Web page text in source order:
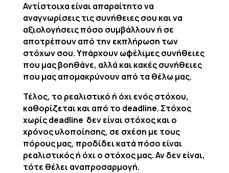
Αντίστοιχα είναι απαραίτητο να
αναγνωρίσεις τις συνήθειες σου και να
αξιολογήσεις πόσο συμβάλλουν ή σε
αποτρέπουν από την εκπλήρωση των
στόχων σου. Υπάρχουν ωφέλιμες συνήθειες
που μας βοηθάνε, αλλά και κακές συνήθειες
που μας απομακρύνουν από τα θέλω μας.
Τέλος, το ρεαλιστικό ή όχι ενός στόχου,
καθορίζεται και από το deadline. Στόχος
χωρίςdeadline δεν είναι στόχος και ο
χρόνος υλοποίησης, σε σχέση με τους
πόρους μας, προδίδει κατά πόσο είναι
ρεαλιστικός ή όχι ο στόχος μας. Αν δεν είναι,
τότε θέλει αναπροσαρμογή.